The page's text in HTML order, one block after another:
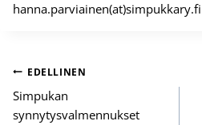
Artikkelien
selaus
EDELLINEN
Simpukan
synnytysvalmennukset